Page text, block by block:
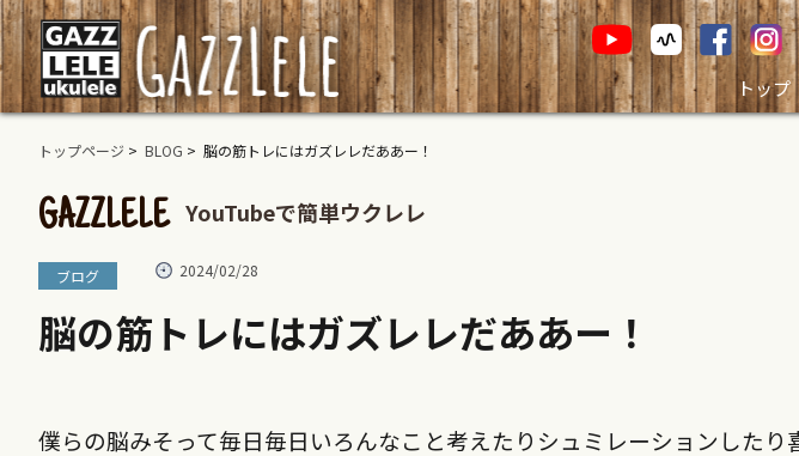
トップ
トップページ > BLOG > 脳の筋トレにはガズレレだああー！
GAZZLELE YouTubeで簡単ウクレレ
ブログ 2024/02/28
脳の筋トレにはガズレレだああー！
僕らの脳みそって毎日毎日いろんなこと考えたりシュミレーションしたり